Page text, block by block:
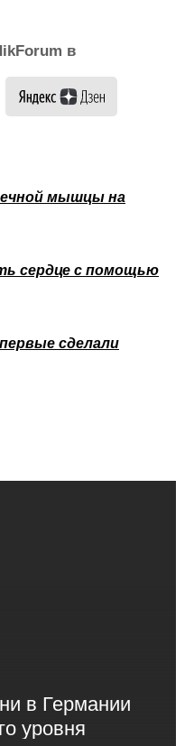
в
мышцы на
сердце с помощью
сделали
в Германии
уровня